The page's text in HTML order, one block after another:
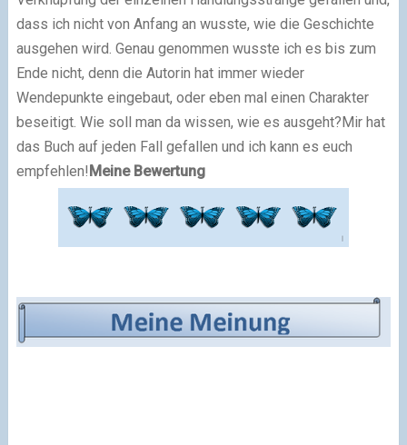
dass ich nicht von Anfang an wusste, wie die Geschichte
ausgehen wird. Genau genommen wusste ich es bis zum
Ende nicht, denn die Autorin hat immer wieder
Wendepunkte eingebaut, oder eben mal einen Charakter
beseitigt. Wie soll man da wissen, wie es ausgeht?Mir hat
das Buch auf jeden Fall gefallen und ich kann es euch
empfehlen!Meine Bewertung